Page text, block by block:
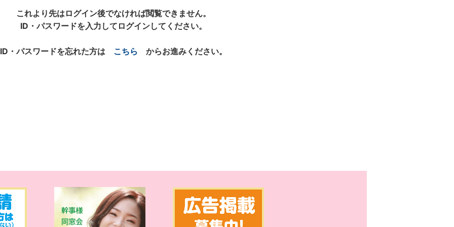
これより先はログイン後でなければ閲覧できません。
ID・パスワードを入力してログインしてください。
ID・パスワードを忘れた方は こちら からお進みください。